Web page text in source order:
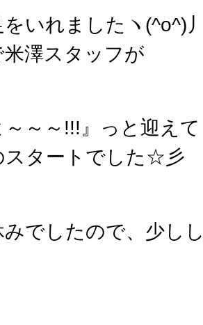
いれましたヽ(^o^)
澤スタッフが
～～!!!』っと迎え
スタートでした☆彡
でしたので、少し